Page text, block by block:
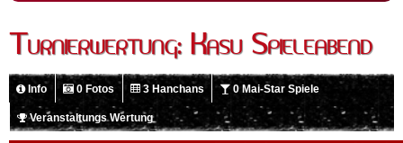
Turnierwertung: Kasu Spieleabend
Info 0 Fotos 3 Hanchans 0 Mai-Star Spiele
Veranstaltungs Wertung